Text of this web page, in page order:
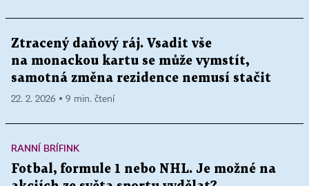
Ztracený daňový ráj. Vsadit vše
na monackou kartu se může vymstít,
samotná změna rezidence nemusí stačit
22. 2. 2026 ▪ 9 min. čtení
RANNÍ BRÍFINK
Fotbal, formule 1 nebo NHL. Je možné na